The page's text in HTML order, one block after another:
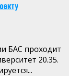
БАС проходит
20.35.